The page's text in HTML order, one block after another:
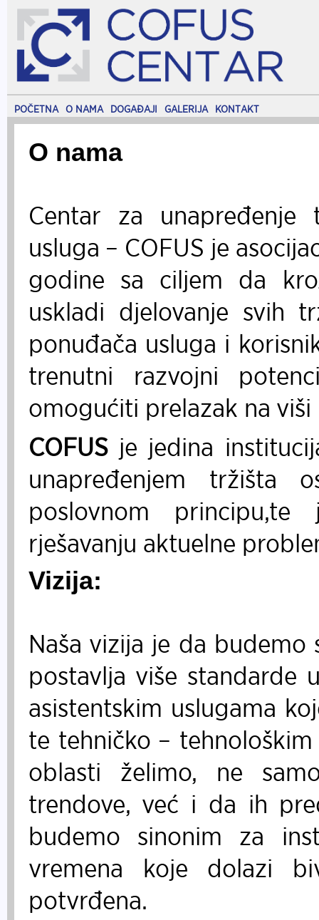
POČETNA O NAMA DOGAĐAJI GALERIJA KONTAKT
O nama
Centar za unapređenje
usluga – COFUS je
godine sa ciljem da
uskladi djelovanje svih
ponuđača usluga i
trenutni razvojni
omogućiti prelazak na
COFUS je jedina
unapređenjem tržišta
poslovnom
rješavanju aktuelne
Vizija:
Naša vizija je da
postavlja više standarde
asistentskim uslugama
te tehničko –
oblasti želimo, ne
trendove, već i da ih
budemo sinonim za
vremena koje dolazi
potvrđena.